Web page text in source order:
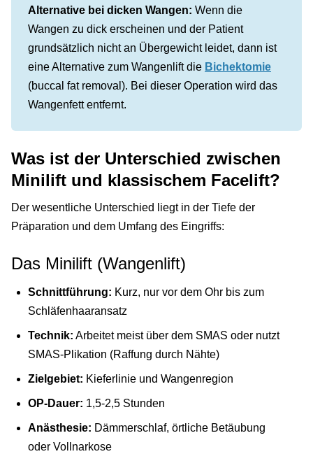
Alternative bei dicken Wangen: Wenn die
Wangen zu dick erscheinen und der Patient
grundsätzlich nicht an Übergewicht leidet, dann ist
eine Alternative zum Wangenlift die Bichektomie
(buccal fat removal). Bei dieser Operation wird das
Wangenfett entfernt.
Was ist der Unterschied zwischen
Minilift und klassischem Facelift?
Der wesentliche Unterschied liegt in der Tiefe der
Präparation und dem Umfang des Eingriffs:
Das Minilift (Wangenlift)
Schnittführung: Kurz, nur vor dem Ohr bis zum
Schläfenhaaransatz
Technik: Arbeitet meist über dem SMAS oder nutzt
SMAS-Plikation (Raffung durch Nähte)
Zielgebiet: Kieferlinie und Wangenregion
OP-Dauer: 1,5-2,5 Stunden
Anästhesie: Dämmerschlaf, örtliche Betäubung
oder Vollnarkose